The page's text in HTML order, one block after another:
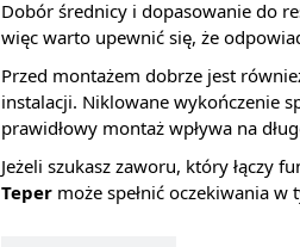
Dobór średnicy i dopasowanie do
więc warto upewnić się, że
Przed montażem dobrze jest
instalacji. Niklowane wykończenie
prawidłowy montaż wpływa na
Jeżeli szukasz zaworu, który łączy
Teper może spełnić oczekiwania